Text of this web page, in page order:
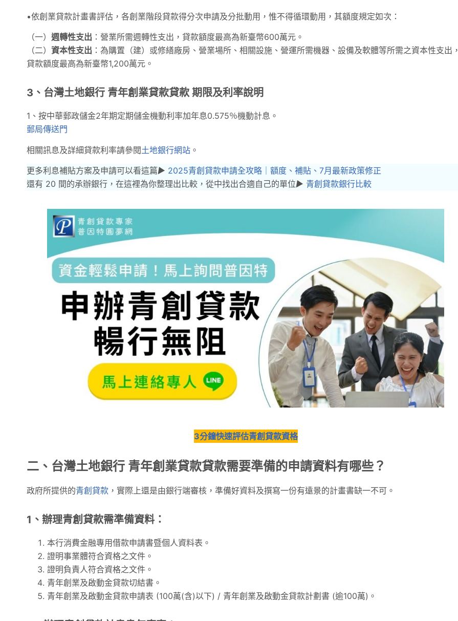
•依創業貸款計畫書評估，各創業階段貸款得分次申請及分批動用，惟不得循環動用，其額度規定如次：
（一） 週轉性支出 ：營業所需週轉性支出，貸款額度最高為新臺幣600萬元。
（二） 資本性支出 ：為購置（建）或修繕廠房、營業場所、相關設施、營運所需機器、設備及軟體等所需之資本性支出，
貸款額度最高為新臺幣1,200萬元。
3、台灣土地銀行 青年創業貸款貸款 期限及利率說明
1、按中華郵政儲金2年期定期儲金機動利率加年息0.575％機動計息。
郵局傳送門
相關訊息及詳細貸款利率請參閱土地銀行網站 。
更多利息補貼方案及申請可以看這篇▶︎ 2025青創貸款申請全攻略｜額度、補貼、7月最新政策修正
還有 20 間的承辦銀行，在這裡為你整理出比較，從中找出合適自己的單位▶︎ 青創貸款銀行比較
3分鐘快速評估青創貸款資格
二、台灣土地銀行 青年創業貸款貸款需要準備的申請資料有哪些？
政府所提供的青創貸款 ，實際上還是由銀行端審核，準備好資料及撰寫一份有遠景的計畫書缺一不可。
1、辦理青創貸款需準備資料：
本行消費金融專用借款申請書暨個人資料表。
證明事業體符合資格之文件。
證明負責人符合資格之文件。
青年創業及啟動金貸款切結書。
青年創業及啟動金貸款申請表 (100萬(含)以下) / 青年創業及啟動金貸款計劃書 (逾100萬)。